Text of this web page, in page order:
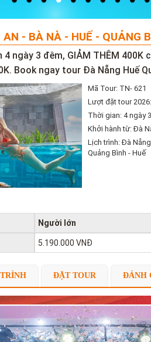
- BÀ NÀ - HUẾ - QUẢNG
4 ngày 3 đêm, GIẢM THÊM
Book ngay tour Đà Nẵng Huế
Mã Tour: TN- 621
Lượt đặt tour
Thời gian: 4 ngày
Khởi hành từ: Đà
Lịch trình: Đà
Quảng Bình - Huế
Người lớn
5.190.000 VNĐ
ĐẶT TOUR ĐÁNH